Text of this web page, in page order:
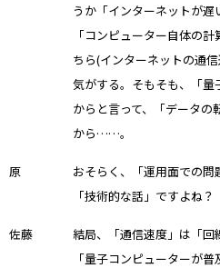
うか「インターネットが遅
「コンピューター自体の
ちら(インターネットの通
気がする。そもそも、「量
からと言って、「データの
から……。
原
おそらく、「運用面での
「技術的な話」ですよね？
佐藤
結局、「通信速度」は「回
「量子コンピューターが